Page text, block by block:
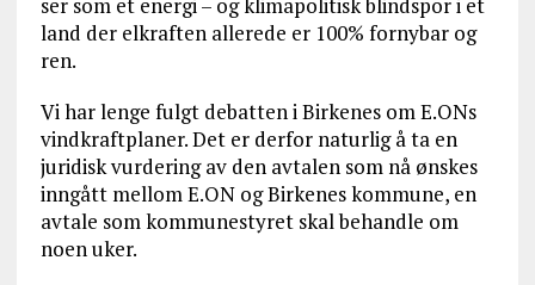
land der elkraften allerede er 100% fornybar og
ren.
Vi har lenge fulgt debatten i Birkenes om E.ONs
vindkraftplaner. Det er derfor naturlig å ta en
juridisk vurdering av den avtalen som nå ønskes
inngått mellom E.ON og Birkenes kommune, en
avtale som kommunestyret skal behandle om
noen uker.